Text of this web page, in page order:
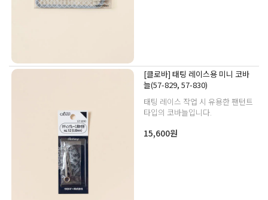
[클로바] 태팅 레이스용 미니 코바
늘(57-829, 57-830)
태팅 레이스 작업 시 유용한 팬턴트
타입의 코바늘입니다.
15,600원